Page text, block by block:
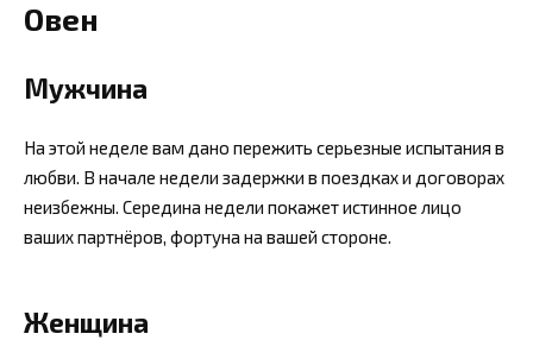
Овен
Мужчина
На этой неделе вам дано пережить серьезные испытания в
любви. В начале недели задержки в поездках и договорах
неизбежны. Середина недели покажет истинное лицо
ваших партнёров, фортуна на вашей стороне.
Женщина